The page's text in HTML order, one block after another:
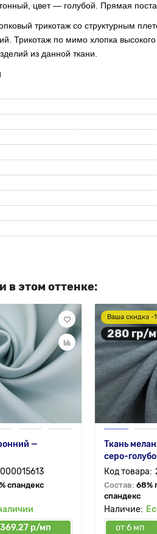
цвет — голубой. Прямая
трикотаж со структурным
Трикотаж по мимо хлопка
из данной ткани.
в этом оттенке:
—
спандекс
369.27 р/мп
Ваша скидка -
280 гр/
Ткань
серо-
Состав: 68%
спандекс
от 6 мп